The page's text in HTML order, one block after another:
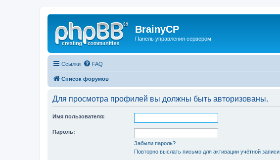
BrainyCP
Панель управления сервером
Ссылки FAQ
Список форумов
Для просмотра профилей вы должны быть авторизованы.
Имя пользователя:
Пароль:
Забыли пароль?
Повторно выслать письмо для активации учётной записи